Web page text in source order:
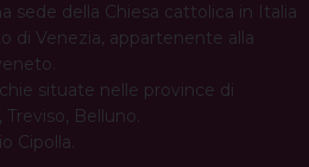
sede della Chiesa cattolica in Italia
di Venezia, appartenente alla
situate nelle province di
Treviso, Belluno.
Cipolla.